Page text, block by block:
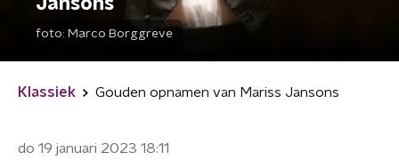
foto: Marco Borggreve
Klassiek Gouden opnamen van Mariss Jansons
do 19 januari 2023 18:11